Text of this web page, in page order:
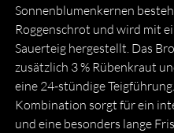
Sonnenblumenkernen
Roggenschrot und wird mit
Sauerteig hergestellt. Das
zusätzlich 3 % Rübenkraut
eine 24-stündige
Kombination sorgt für ein
und eine besonders lange